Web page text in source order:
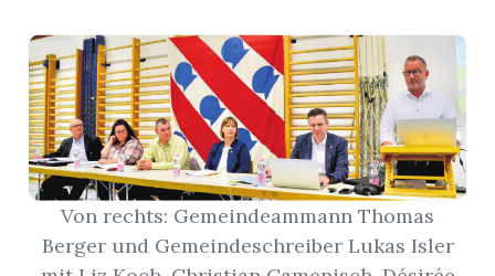
E-
Paper
Newsletter
App
Von rechts: Gemeindeammann Thomas
Berger und Gemeindeschreiber Lukas Isler